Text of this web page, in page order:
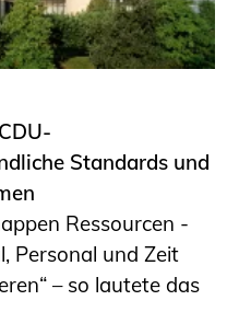
Standards und
Ressourcen -
Personal und Zeit
– so lautete das